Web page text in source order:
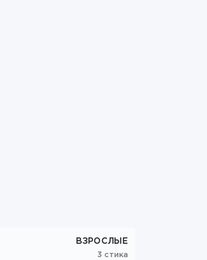
ВЗРОСЛЫЕ
3 стика